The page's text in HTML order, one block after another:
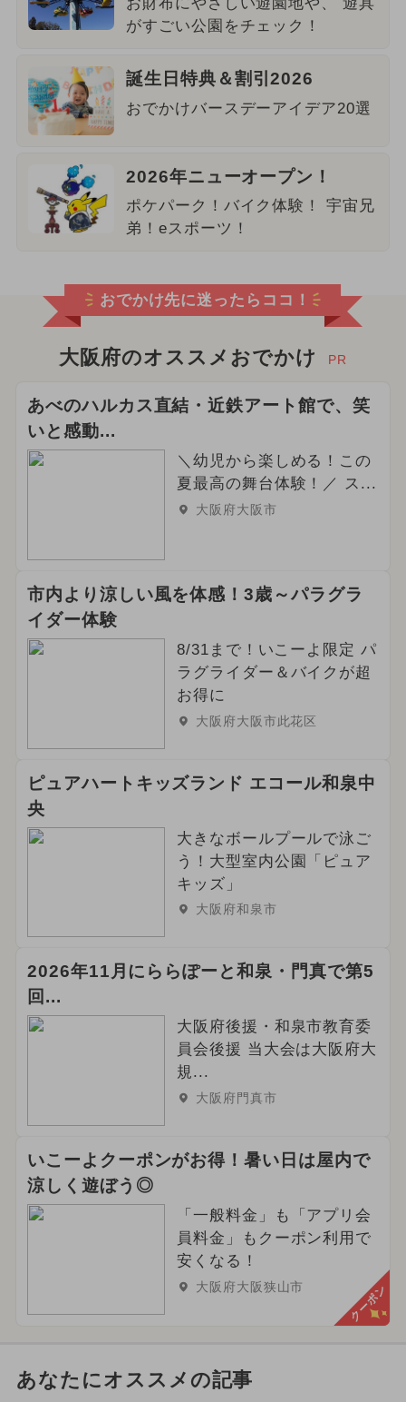
がすごい公園をチェック！
誕生日特典＆割引2026
おでかけバースデーアイデア20選
2026年ニューオープン！
ポケパーク！バイク体験！ 宇宙兄
弟！eスポーツ！
おでかけ先に迷ったらココ！
大阪府のオススメおでかけ PR
あべのハルカス直結・近鉄アート館で、笑
いと感動...
＼幼児から楽しめる！この
夏最高の舞台体験！／ ス...
大阪府大阪市
市内より涼しい風を体感！3歳～パラグラ
イダー体験
8/31まで！いこーよ限定 パ
ラグライダー＆バイクが超
お得に
大阪府大阪市此花区
ピュアハートキッズランド エコール和泉中
央
大きなボールプールで泳ご
う！大型室内公園「ピュア
キッズ」
大阪府和泉市
2026年11月にららぽーと和泉・門真で第5
回...
大阪府後援・和泉市教育委
員会後援 当大会は大阪府大
規...
大阪府門真市
いこーよクーポンがお得！暑い日は屋内で
涼しく遊ぼう◎
「一般料金」も「アプリ会
員料金」もクーポン利用で
安くなる！
大阪府大阪狭山市 クーポン
あなたにオススメの記事